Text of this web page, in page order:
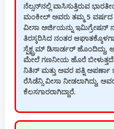
ನೆಲ್ಸನ್‌ನಲ್ಲಿ ವಾಸಿಸುತ್ತಿರುವ
ಮಂಕೀಲ್ ಅವರು ತಮ್ಮ 5
ವೀಸಾ ಅರ್ಜಿಯನ್ನು ಇಮಿಗ್ರೇಷನ್
ತಿರಸ್ಕರಿಸಿದ ನಂತರ
ಸ್ಪೆಕ್ಟ್ರಮ್ ಡಿಸಾರ್ಡರ್ ಹೊಂದಿದ್ದು,
ಮೇಲೆ ಗಣನೀಯ ಹೊರೆ
ನಿತಿನ್ ಮತ್ತು ಅವರ ಪತ್ನಿ
ರೆಸಿಡೆನ್ಸಿ ವೀಸಾ ನೀಡಲಾಗಿದ್ದು,
ಕೆಲಸಗಾರರಾಗಿದ್ದಾರೆ.